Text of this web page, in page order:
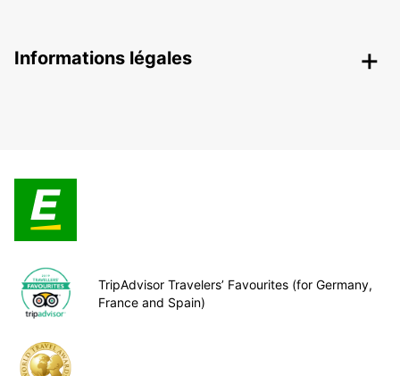
Informations légales
TripAdvisor Travelers’ Favourites (for Germany,
France and Spain)